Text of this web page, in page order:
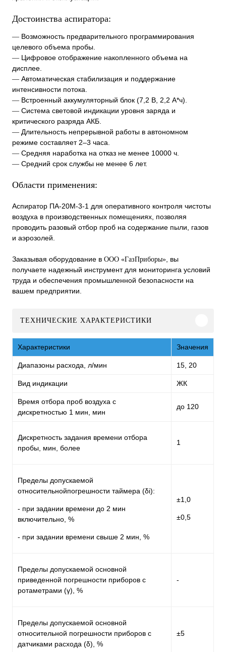
Достоинства аспиратора:
— Возможность предварительного программирования
целевого объема пробы.
— Цифровое отображение накопленного объема на
дисплее.
— Автоматическая стабилизация и поддержание
интенсивности потока.
— Встроенный аккумуляторный блок (7,2 В, 2,2 А*ч).
— Система световой индикации уровня заряда и
критического разряда АКБ.
— Длительность непрерывной работы в автономном
режиме составляет 2–3 часа.
— Средняя наработка на отказ не менее 10000 ч.
— Средний срок службы не менее 6 лет.
Области применения:
Аспиратор ПА-20М-3-1 для оперативного контроля чистоты
воздуха в производственных помещениях, позволяя
проводить разовый отбор проб на содержание пыли, газов
и аэрозолей.
Заказывая оборудование в ООО «ГазПриборы» , вы
получаете надежный инструмент для мониторинга условий
труда и обеспечения промышленной безопасности на
вашем предприятии.
ТЕХНИЧЕСКИЕ ХАРАКТЕРИСТИКИ
Характеристики Значения
Диапазоны расхода, л/мин 15, 20
Вид индикации ЖК
Время отбора проб воздуха с
дискретностью 1 мин, мин
до 120
Дискретность задания времени отбора
пробы, мин, более
1
Пределы допускаемой
относительнойпогрешности таймера (δi):
- при задании времени до 2 мин
включительно, %
- при задании времени свыше 2 мин, %
±1,0
±0,5
Пределы допускаемой основной
приведенной погрешности приборов с
ротаметрами (γ), %
-
Пределы допускаемой основной
относительной погрешности приборов с
датчиками расхода (δ), %
±5